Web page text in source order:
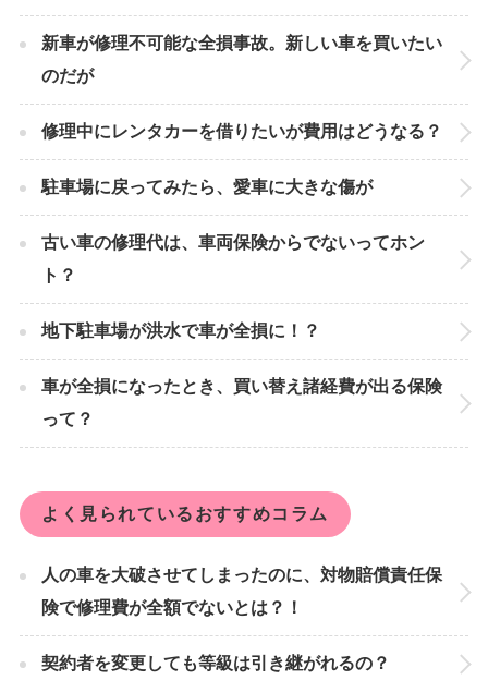
新車が修理不可能な全損事故。新しい車を買いたい
のだが
修理中にレンタカーを借りたいが費用はどうなる？
駐車場に戻ってみたら、愛車に大きな傷が
古い車の修理代は、車両保険からでないってホン
ト？
地下駐車場が洪水で車が全損に！？
車が全損になったとき、買い替え諸経費が出る保険
って？
よく見られているおすすめコラム
人の車を大破させてしまったのに、対物賠償責任保
険で修理費が全額でないとは？！
契約者を変更しても等級は引き継がれるの？